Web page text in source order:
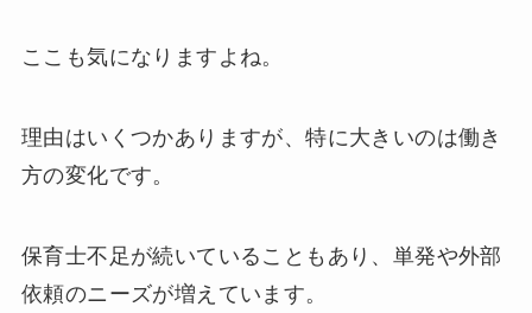
ここも気になりますよね。
理由はいくつかありますが、特に大きいのは働き
方の変化です。
保育士不足が続いていることもあり、単発や外部
依頼のニーズが増えています。